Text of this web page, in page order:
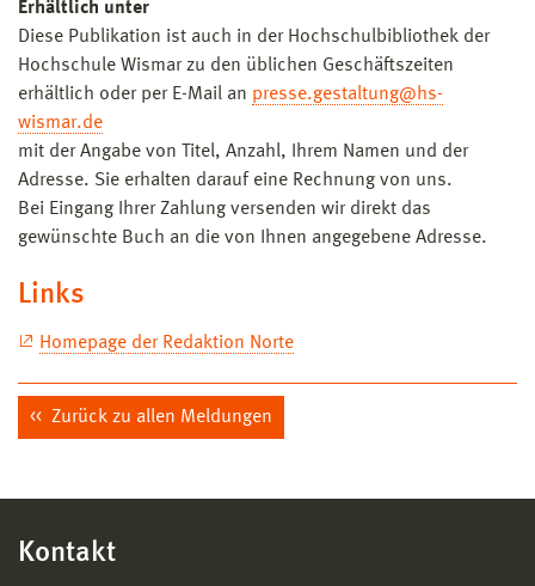
Erhältlich unter
Diese Publikation ist auch in der Hochschulbibliothek der
Hochschule Wismar zu den üblichen Geschäftszeiten
erhältlich oder per E-Mail an presse.gestaltung@hs-
wismar.de
mit der Angabe von Titel, Anzahl, Ihrem Namen und der
Adresse. Sie erhalten darauf eine Rechnung von uns.
Bei Eingang Ihrer Zahlung versenden wir direkt das
gewünschte Buch an die von Ihnen angegebene Adresse.
Links
Homepage der Redaktion Norte
Zurück zu allen Meldungen
Kontakt